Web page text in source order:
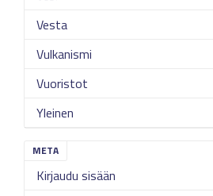
Vesta
Vulkanismi
Vuoristot
Yleinen
META
Kirjaudu sisään